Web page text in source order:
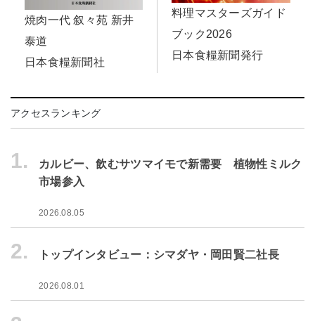
焼肉一代 叙々苑 新井
泰道
日本食糧新聞社
料理マスターズガイド
ブック2026
日本食糧新聞発行
アクセスランキング
1.
カルビー、飲むサツマイモで新需要 植物性ミルク
市場参入
2026.08.05
2. トップインタビュー：シマダヤ・岡田賢二社長
2026.08.01